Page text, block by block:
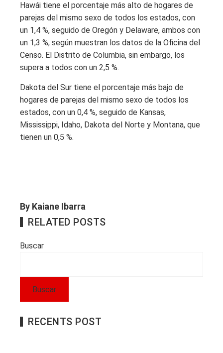
Hawái tiene el porcentaje más alto de hogares de
parejas del mismo sexo de todos los estados, con
un 1,4 %, seguido de Oregón y Delaware, ambos con
un 1,3 %, según muestran los datos de la Oficina del
Censo. El Distrito de Columbia, sin embargo, los
supera a todos con un 2,5 %.
Dakota del Sur tiene el porcentaje más bajo de
hogares de parejas del mismo sexo de todos los
estados, con un 0,4 %, seguido de Kansas,
Mississippi, Idaho, Dakota del Norte y Montana, que
tienen un 0,5 %.
By Kaiane Ibarra
RELATED POSTS
Buscar
Buscar
RECENTS POST